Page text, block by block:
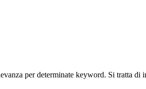
per determinate keyword. Si tratta